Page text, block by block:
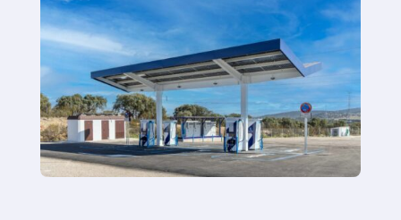
+34 979 300 500